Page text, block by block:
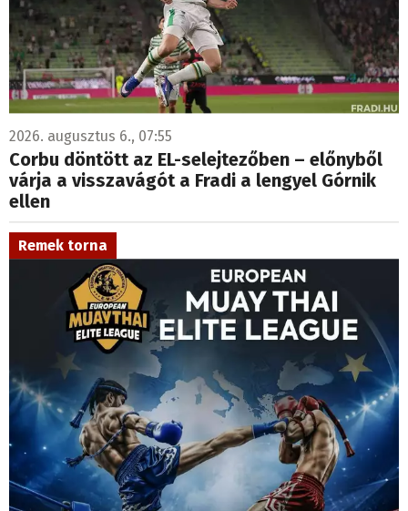
2026. augusztus 6., 07:55
Corbu döntött az EL-selejtezőben – előnyből
várja a visszavágót a Fradi a lengyel Górnik
ellen
Remek torna